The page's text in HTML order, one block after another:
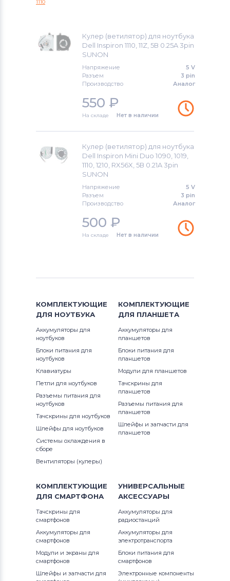
Вентиляторы (кулеры)Клавиатуры
Вентиляторы (кулеры)
Вентиляторы (кулеры)
Вентиляторы (кулеры)
Вентиляторы (кулеры)Benq
Вентиляторы (кулеры)Vizio
Вентиляторы (кулеры)
Вентиляторы (кулеры)Gateway
Вентиляторы (кулеры)MSI
Вентиляторы (кулеры)Quanta
Вентиляторы (кулеры)Hasee
Вентиляторы (кулеры)Dell
Вентиляторы (кулеры)IBM
Вентиляторы (кулеры)
Вентиляторы (кулеры)LG
Вентиляторы (кулеры)Samsung
Вентиляторы (кулеры)Fujitsu
Вентиляторы (кулеры) Clevo
Alienware 17 Series
Alienware Alwar-2508 Alpha
Alienware M Series
Chromebook
G5
Inspiron 1110
Inspiron 14
Inspiron 14R
Inspiron 15
Inspiron 17
Inspiron Mini
Inspiron XPS
Latitude
Latitude 13
OptiPlex
Precision
Studio
Studio 17
1110
Кулер (ветилятор) для ноутбука
Dell Inspiron 1110, 11Z, 5В 0.25A 3pin
SUNON
Напряжение
5 V
Разъем
3 pin
Производство
Аналог
550 ₽
На складе Нет в наличии
Кулер (ветилятор) для ноутбука
Dell Inspiron Mini Duo 1090, 1019,
1110, 1210, RX56X, 5В 0.21A 3pin
SUNON
Напряжение
5 V
Разъем
3 pin
Производство
Аналог
500 ₽
На складе Нет в наличии
КОМПЛЕКТУЮЩИЕ
ДЛЯ НОУТБУКА
Аккумуляторы для
ноутбуков
Блоки питания для
ноутбуков
Клавиатуры
Петли для ноутбуков
Разъемы питания для
ноутбуков
Тачскрины для ноутбуков
Шлейфы для ноутбуков
Системы охлаждения в
сборе
Вентиляторы (кулеры)
КОМПЛЕКТУЮЩИЕ
ДЛЯ ПЛАНШЕТА
Аккумуляторы для
планшетов
Блоки питания для
планшетов
Модули для планшетов
Тачскрины для
планшетов
Разъемы питания для
планшетов
Шлейфы и запчасти для
планшетов
КОМПЛЕКТУЮЩИЕ
ДЛЯ СМАРТФОНА
Тачскрины для
смартфонов
Аккумуляторы для
смартфонов
Модули и экраны для
смартфонов
Шлейфы и запчасти для
УНИВЕРСАЛЬНЫЕ
АКСЕССУАРЫ
Аккумуляторы для
радиостанций
Аккумуляторы для
электротранспорта
Блоки питания для
смартфонов
Электронные компоненты